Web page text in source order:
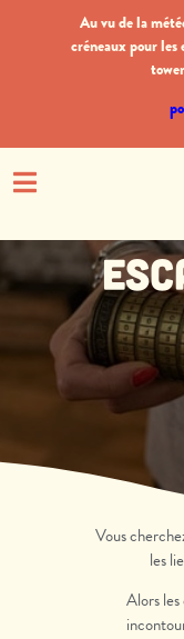
Au vu de la
créneaux pour les
Vous
les
Alors les